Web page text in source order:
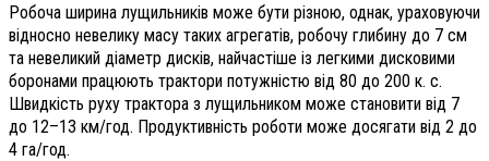
Робоча ширина лущильників може бути різною, однак, ураховуючи
відносно невелику масу таких агрегатів, робочу глибину до 7 см
та невеликий діаметр дисків, найчастіше із легкими дисковими
боронами працюють трактори потужністю від 80 до 200 к. с.
Швидкість руху трактора з лущильником може становити від 7
до 12–13 км/год. Продуктивність роботи може досягати від 2 до
4 га/год.